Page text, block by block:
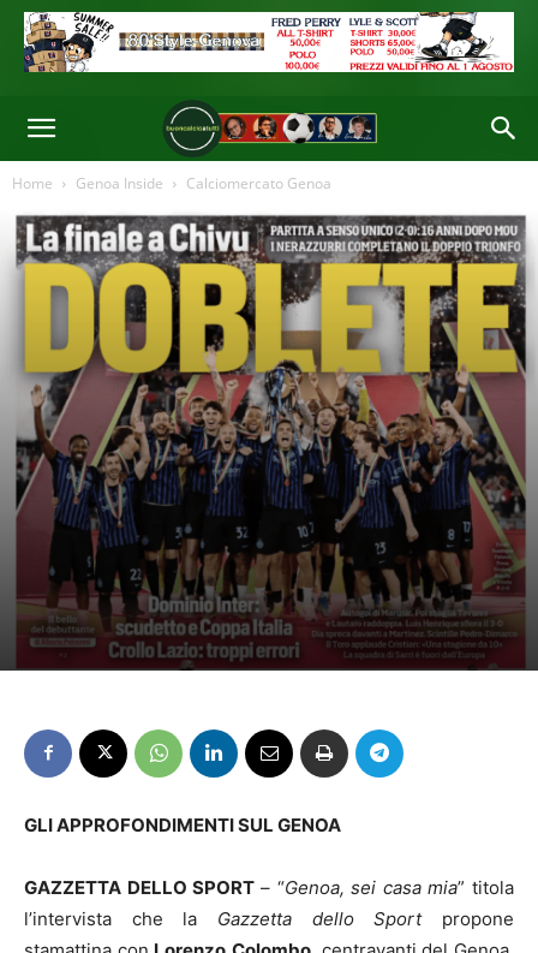
Home Genoa Inside Calciomercato Genoa
"Imminente incontro con la Roma, con cui i rossoblù devono discutere
anche di Venturino, che piace pure al Como"
Di Redazione - 14 Mag 2026 08:33
GLI APPROFONDIMENTI SUL GENOA
GAZZETTA DELLO SPORT – “Genoa, sei casa mia” titola
l’intervista che la Gazzetta dello Sportpropone